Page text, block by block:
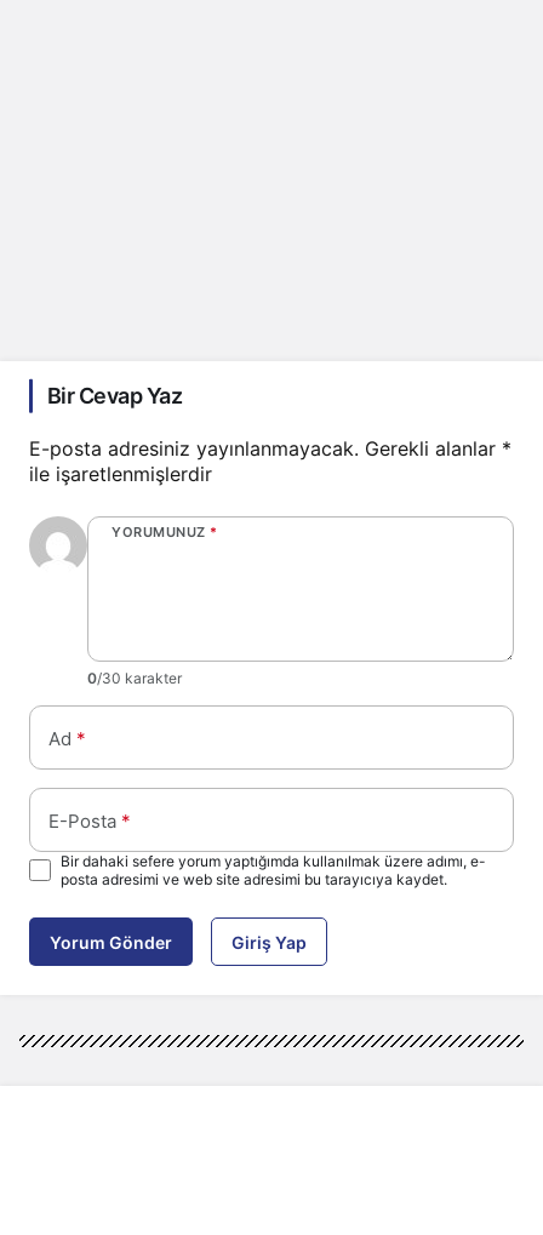
Bir Cevap Yaz
E-posta adresiniz yayınlanmayacak. Gerekli alanlar *
ile işaretlenmişlerdir
YORUMUNUZ *
0/30 karakter
Ad *
E-Posta *
Bir dahaki sefere yorum yaptığımda kullanılmak üzere adımı, e-
posta adresimi ve web site adresimi bu tarayıcıya kaydet.
Yorum Gönder Giriş Yap